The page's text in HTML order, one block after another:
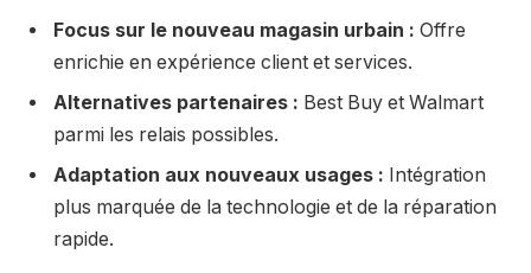
Focus sur le nouveau magasin urbain : Offre
enrichie en expérience client et services.
Alternatives partenaires : Best Buy et Walmart
parmi les relais possibles.
Adaptation aux nouveaux usages : Intégration
plus marquée de la technologie et de la réparation
rapide.